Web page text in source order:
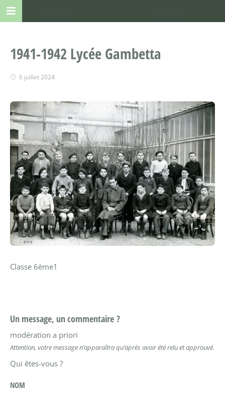
1941-1942 Lycée Gambetta
6 juillet 2024
Classe 6ème1
Un message, un commentaire ?
modération a priori
Attention, votre message n’apparaîtra qu’après avoir été relu et approuvé.
Qui êtes-vous ?
NOM